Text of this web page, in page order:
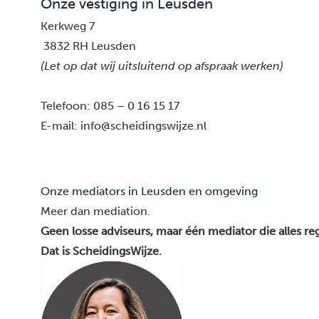
Onze vestiging in Leusden
Kerkweg 7
3832 RH Leusden
(Let op dat wij uitsluitend op afspraak werken)
Telefoon: 085 – 0 16 15 17
E-mail: info@scheidingswijze.nl
Onze mediators in Leusden en omgeving
Meer dan mediation.
Geen losse adviseurs, maar één mediator die alles
Dat is ScheidingsWijze.